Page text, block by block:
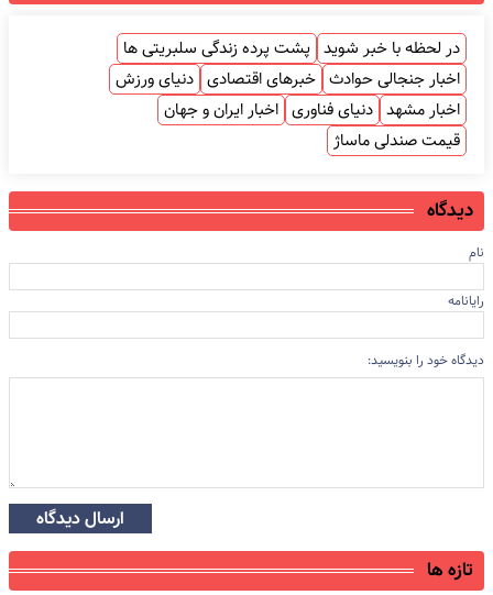
در لحظه با خبر شوید پشت پرده زندگی سلبریتی ها
اخبار جنجالی حوادث خبرهای اقتصادی دنیای ورزش
اخبار مشهد دنیای فناوری اخبار ایران و جهان
قیمت صندلی ماساژ
دیدگاه
نام
رایانامه
دیدگاه خود را بنویسید:
ارسال دیدگاه
تازه ها